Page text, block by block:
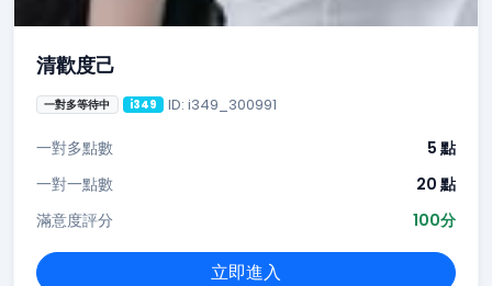
清歡度己
一對多等待中 i349 ID: i349_300991
一對多點數
5 點
一對一點數
20 點
滿意度評分
100分
立即進入